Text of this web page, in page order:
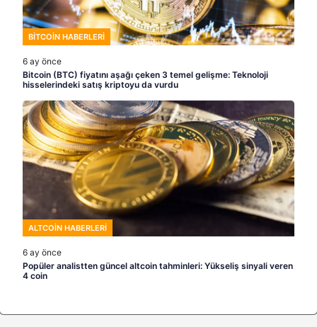
BITCOIN HABERLERI
6 ay önce
Bitcoin (BTC) fiyatını aşağı çeken 3 temel gelişme: Teknoloji
hisselerindeki satış kriptoyu da vurdu
ALTCOIN HABERLERI
6 ay önce
Popüler analistten güncel altcoin tahminleri: Yükseliş sinyali veren
4 coin